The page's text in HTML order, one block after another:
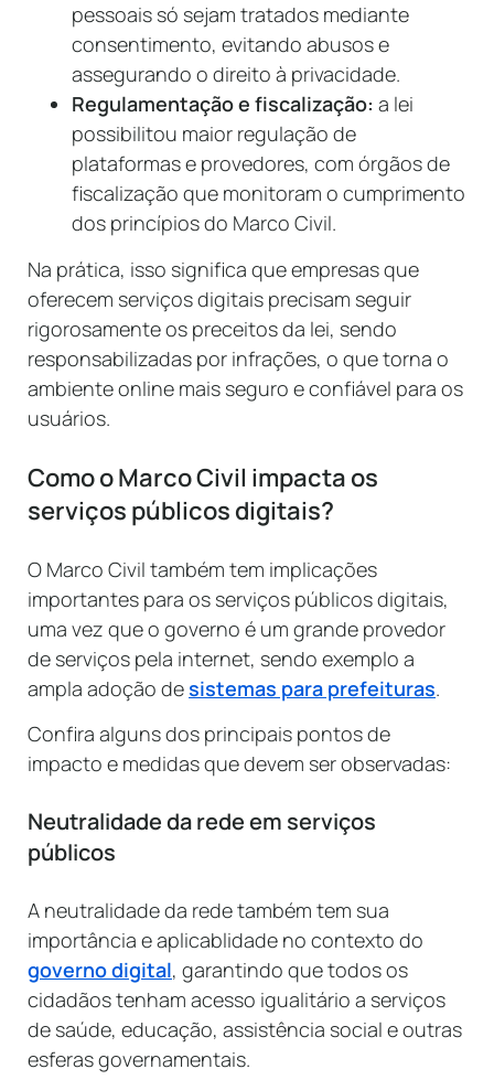
pessoais só sejam tratados mediante
consentimento, evitando abusos e
assegurando o direito à privacidade.
Regulamentação e fiscalização: a lei
possibilitou maior regulação de
plataformas e provedores, com órgãos de
fiscalização que monitoram o cumprimento
dos princípios do Marco Civil.
Na prática, isso significa que empresas que
oferecem serviços digitais precisam seguir
rigorosamente os preceitos da lei, sendo
responsabilizadas por infrações, o que torna o
ambiente online mais seguro e confiável para os
usuários.
Como o Marco Civil impacta os
serviços públicos digitais?
O Marco Civil também tem implicações
importantes para os serviços públicos digitais,
uma vez que o governo é um grande provedor
de serviços pela internet, sendo exemplo a
ampla adoção desistemas para prefeituras.
Confira alguns dos principais pontos de
impacto e medidas que devem ser observadas:
Neutralidade da rede em serviços
públicos
A neutralidade da rede também tem sua
importância e aplicablidade no contexto do
governo digital, garantindo que todos os
cidadãos tenham acesso igualitário a serviços
de saúde, educação, assistência social e outras
esferas governamentais.